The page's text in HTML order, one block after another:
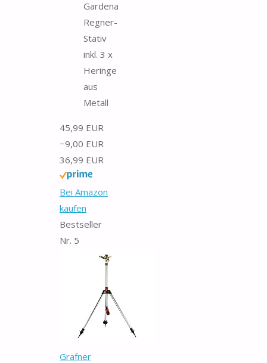
Gardena
Regner-
Stativ
inkl. 3 x
Heringe
aus
Metall
45,99 EUR
−9,00 EUR
36,99 EUR
Bei Amazon
kaufen
Bestseller
Nr. 5
Grafner